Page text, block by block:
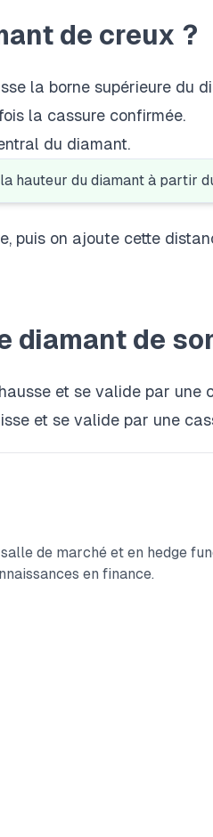
de creux ?
la borne supérieure du
la cassure confirmée.
du diamant.
hauteur du diamant à partir
puis on ajoute cette
diamant de
et se valide par une
et se valide par une
de marché et en hedge
en finance.